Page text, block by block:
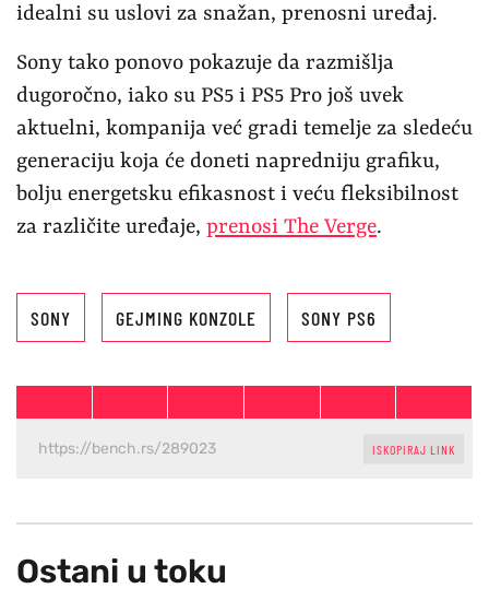
idealni su uslovi za snažan, prenosni uređaj.
Sony tako ponovo pokazuje da razmišlja
dugoročno, iako su PS5 i PS5 Pro još uvek
aktuelni, kompanija već gradi temelje za sledeću
generaciju koja će doneti napredniju grafiku,
bolju energetsku efikasnost i veću fleksibilnost
za različite uređaje, prenosi The Verge.
SONY GEJMING KONZOLE SONY PS6
ISKOPIRAJ LINK
Ostani u toku